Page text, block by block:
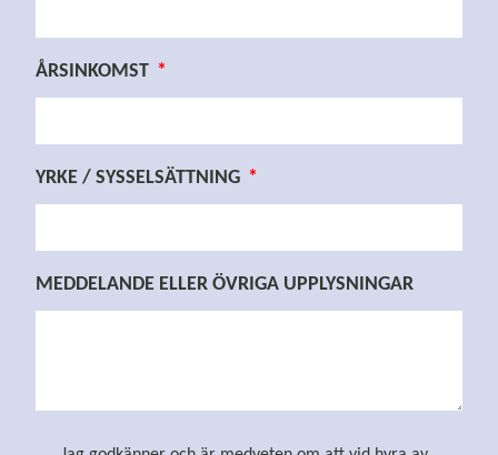
ÅRSINKOMST
YRKE / SYSSELSÄTTNING
MEDDELANDE ELLER ÖVRIGA UPPLYSNINGAR